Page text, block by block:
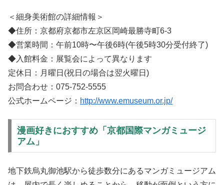
＜細身美術館の詳細情報＞
◆住所：京都府京都市左京区岡崎最勝寺町6-3
◆営業時間：午前10時〜午後6時(午後5時30分受付終了)
◆入館料金：展覧会によって異なります
定休日：月曜日(祝日の場合は翌火曜日)
お問合わせ：075-752-5555
公式ホームページ： http://www.emuseum.or.jp/
漫画好きにおすすめ「京都国際マンガミュージ
アム」
地下鉄烏丸御池駅から徒歩数分にあるマンガミュージアム